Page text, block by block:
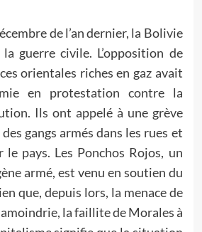
de l’an dernier, la Bolivie
guerre civile. L’opposition de
orientales riches en gaz avait
en protestation contre la
Ils ont appelé à une grève
gangs armés dans les rues et
le pays. Les Ponchos Rojos, un
armé, est venu en soutien du
que, depuis lors, la menace de
amoindrie, la faillite de Morales à